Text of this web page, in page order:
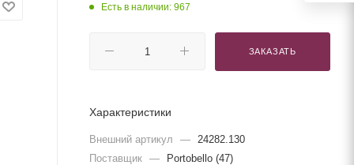
Есть в наличии: 967
ЗАКАЗАТЬ
Характеристики
Внешний артикул —
24282.130
Поставщик —
Portobello (47)